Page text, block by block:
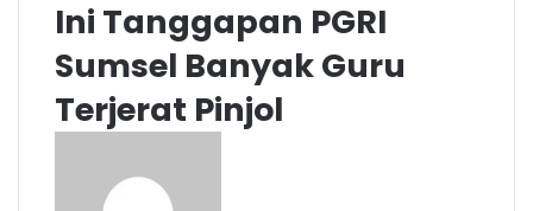
Ini Tanggapan PGRI
Sumsel Banyak Guru
Terjerat Pinjol